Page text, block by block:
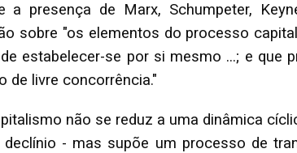
a presença de Marx, Schumpeter,
sobre "os elementos do processo
estabelecer-se por si mesmo ...; e
de livre concorrência."
não se reduz a uma dinâmica
- mas supõe um processo de